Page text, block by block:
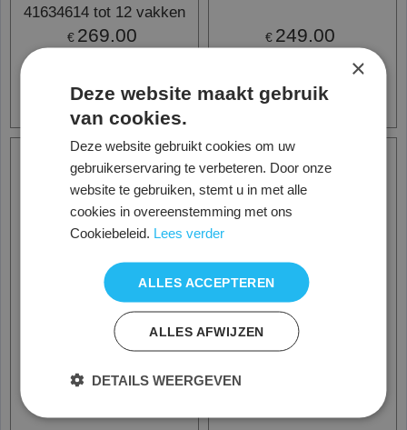
41634614 tot 12 vakken
€ 269.00
Informatie - Bestellen
€ 249.00
Informatie - Bestellen
Opvouwbaar
×
Deze website maakt gebruik
van cookies.
Deze website gebruikt cookies om uw
gebruikerservaring te verbeteren. Door onze
website te gebruiken, stemt u in met alle
cookies in overeenstemming met ons
Cookiebeleid. Lees verder
ALLES ACCEPTEREN
ALLES AFWIJZEN
DETAILS WEERGEVEN